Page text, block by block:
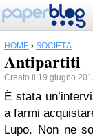
HOME › SOCIETÀ
Antipartiti
Creato il 19 giugno
È stata
a farmi
Lupo. Non ne